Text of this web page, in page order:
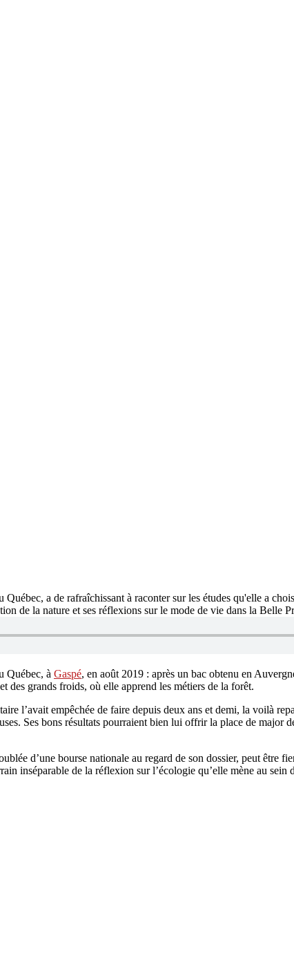
a de rafraîchissant à raconter sur les études qu'elle a
de la nature et ses réflexions sur le mode de vie dans la Belle
Québec, à Gaspé, en août 2019 : après un bac obtenu en
des grands froids, où elle apprend les métiers de la forêt.
l’avait empêchée de faire depuis deux ans et demi, la voilà
Ses bons résultats pourraient bien lui offrir la place de major
d’une bourse nationale au regard de son dossier, peut être
inséparable de la réflexion sur l’écologie qu’elle mène au sein